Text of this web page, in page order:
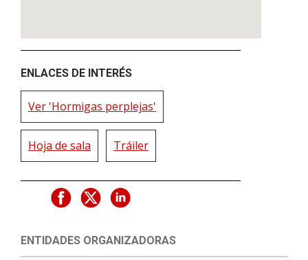
ENLACES DE INTERÉS
Ver 'Hormigas perplejas'
Hoja de sala Tráiler
ENTIDADES ORGANIZADORAS